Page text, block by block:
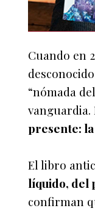
Cuando en
“nómada
vanguardia.
presente:
El libro
líquido, del
confirman